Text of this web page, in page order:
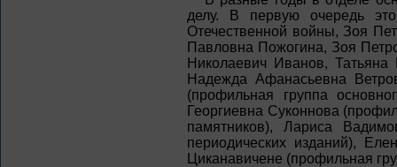
делу. В первую очередь
Отечественной войны, Зоя
Павловна Пожогина, Зоя
Николаевич Иванов,
Надежда Афанасьевна
(профильная группа
Георгиевна Суконнова
памятников), Лариса
периодических изданий),
Циканавичене (профильная